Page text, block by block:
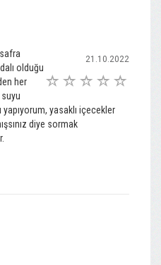
21.10.2022
olduğu
her
yasaklı içecekler
diye sormak